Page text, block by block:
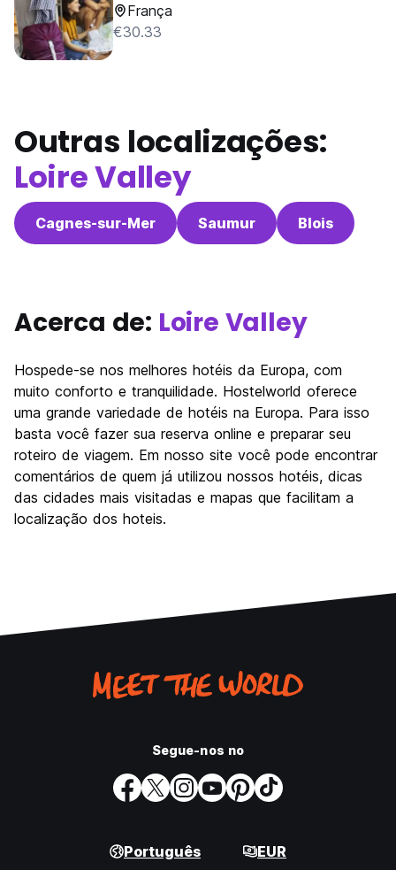
França
€30.33
Outras localizações:
Loire Valley
Cagnes-sur-Mer Saumur Blois
Acerca de: Loire Valley
Hospede-se nos melhores hotéis da Europa, com
muito conforto e tranquilidade. Hostelworld oferece
uma grande variedade de hotéis na Europa. Para isso
basta você fazer sua reserva online e preparar seu
roteiro de viagem. Em nosso site você pode encontrar
comentários de quem já utilizou nossos hotéis, dicas
das cidades mais visitadas e mapas que facilitam a
localização dos hoteis.
Segue-nos no
Português EUR